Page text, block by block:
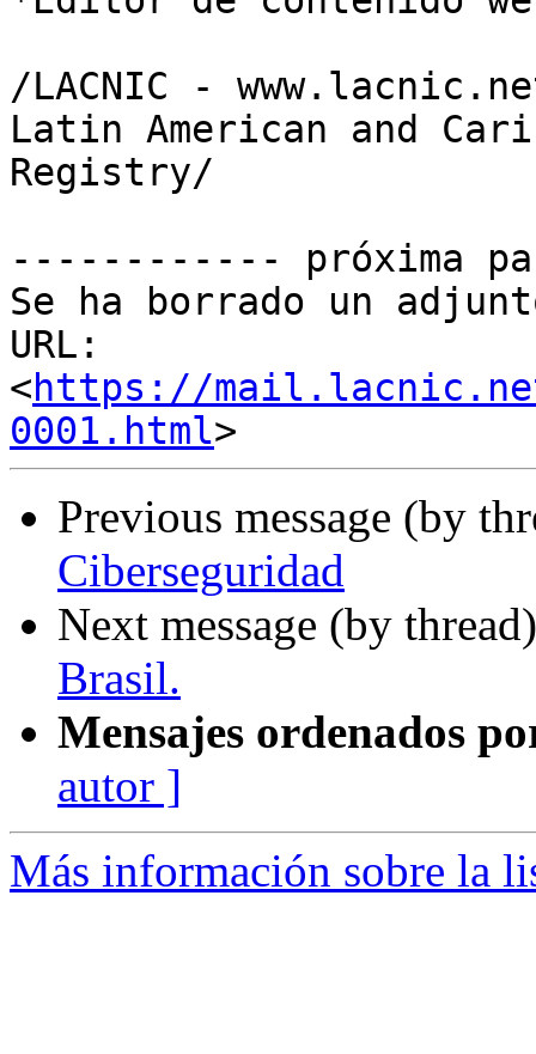
/LACNIC -
Latin American and
Registry/
------------ próxima
Se ha borrado un
URL:
<https://
0001.html
Previous message (by
Ciberseguridad
Next message (by
Brasil.
Mensajes ordenados
autor ]
Más información sobre la